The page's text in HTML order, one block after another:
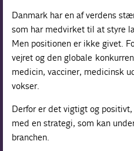
Danmark har en af verdens
som har medvirket til at styre
Men positionen er ikke givet.
vejret og den globale
medicin, vacciner, medicinsk
vokser.
Derfor er det vigtigt og
med en strategi, som kan
branchen.